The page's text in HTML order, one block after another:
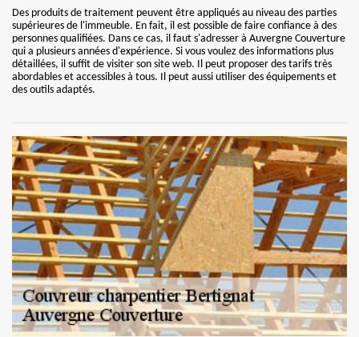
Des produits de traitement peuvent être appliqués au niveau des parties
supérieures de l'immeuble. En fait, il est possible de faire confiance à des
personnes qualifiées. Dans ce cas, il faut s'adresser à Auvergne Couverture
qui a plusieurs années d'expérience. Si vous voulez des informations plus
détaillées, il suffit de visiter son site web. Il peut proposer des tarifs très
abordables et accessibles à tous. Il peut aussi utiliser des équipements et
des outils adaptés.